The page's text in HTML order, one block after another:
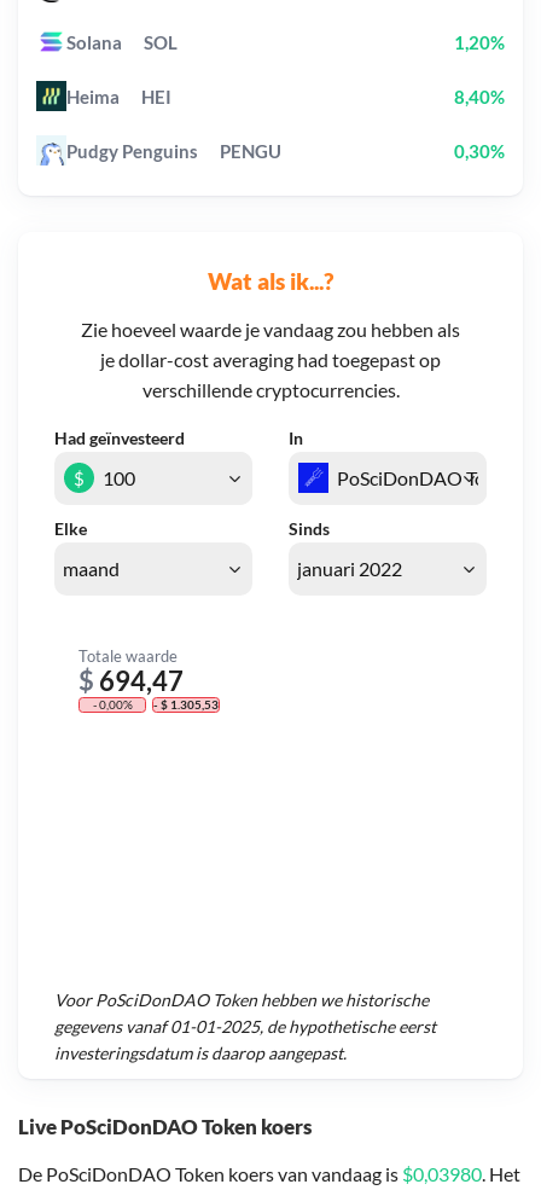
Live PoSciDonDAO Token koers
De PoSciDonDAO Token koers van vandaag is $0,03980 . Het
Wat als ik...?
Zie hoeveel waarde je vandaag zou hebben als
je dollar-cost averaging had toegepast op
verschillende cryptocurrencies.
Had geïnvesteerd In
Elke Sinds
$
Totale waarde
$ 694,47
- 0,00% - $ 1.305,53
VoorPoSciDonDAO Tokenhebben we historische
gegevens vanaf01-01-2025, de hypothetische eerst
investeringsdatum is daarop aangepast.
Solana SOL 1,20%
Heima HEI 8,40%
Pudgy Penguins PENGU 0,30%